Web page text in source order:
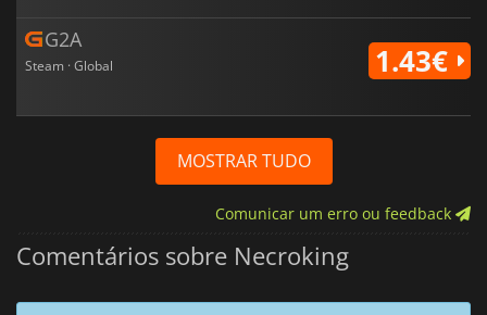
G2A
Steam · Global 1.43€
MOSTRAR TUDO
Comunicar um erro ou feedback
Comentários sobre Necroking